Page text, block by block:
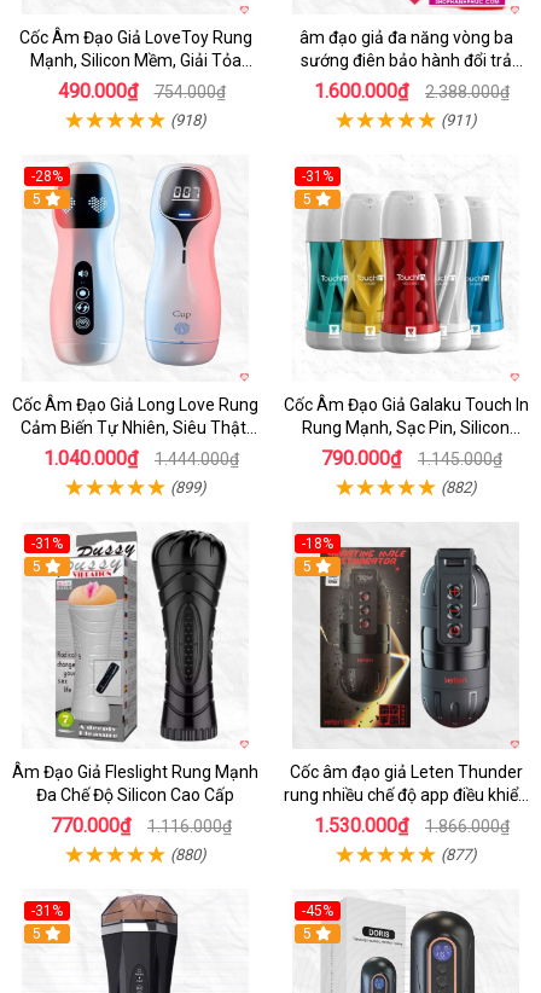
Cốc Âm Đạo Giả LoveToy Rung
Mạnh, Silicon Mềm, Giải Tỏa
Sinh Lý
490.000₫ 754.000₫
(918)
âm đạo giả đa năng vòng ba
sướng điên bảo hành đổi trả
nhanh
1.600.000₫ 2.388.000₫
(911)
-28%
5
Cốc Âm Đạo Giả Long Love Rung
Cảm Biến Tự Nhiên, Siêu Thật,
Sướng
1.040.000₫ 1.444.000₫
(899)
-31%
Hot
5
Cốc Âm Đạo Giả Galaku Touch In
Rung Mạnh, Sạc Pin, Silicon
Mềm
790.000₫ 1.145.000₫
(882)
-31%
5
Âm Đạo Giả Fleslight Rung Mạnh
Đa Chế Độ Silicon Cao Cấp
770.000₫ 1.116.000₫
(880)
-18%
5
Cốc âm đạo giả Leten Thunder
rung nhiều chế độ app điều khiển
tiện lợi
1.530.000₫ 1.866.000₫
(877)
-31%
5
-45%
Hot
5